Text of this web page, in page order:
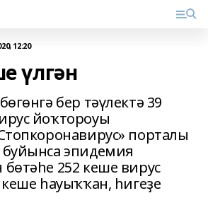
12:20
үлгән
бер тәүлектә 39
йоҡтороуы
порталы
буйынса эпидемия
252 кеше вирус
һауыҡҡан, һигеҙе